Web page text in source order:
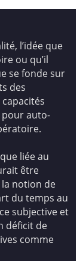
l’idée que
ou qu’il
se fonde sur
des
auto-
liée au
être
notion de
du temps au
subjective et
déficit de
comme